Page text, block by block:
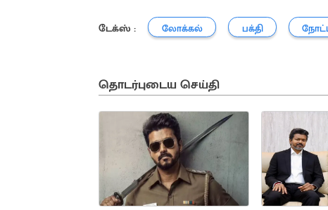
டேக்ஸ் : லோக்கல் பக்தி
தொடர்புடைய செய்தி